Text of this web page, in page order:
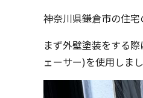
神奈川県鎌倉市の住宅
まず外壁塗装をする
ェーサー)を使用しまし